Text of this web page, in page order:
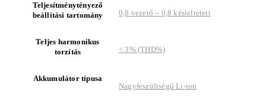
Teljesítménytényező
beállítási tartomány
0,8 vezető – 0,8 késleltetett
Teljes harmonikus
torzítás
< 3% (THD%)
Akkumulátor típusa
Nagyfeszültségű Li-ion